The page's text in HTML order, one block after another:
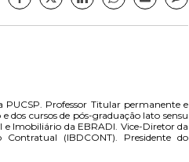
Professor Titular permanente e
dos cursos de pós-graduação lato sensu
Imobiliário da EBRADI. Vice-Diretor da
(IBDCONT). Presidente do